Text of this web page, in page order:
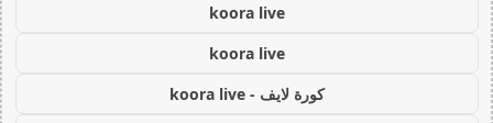
koora live
koora live
كورة لايف - koora live